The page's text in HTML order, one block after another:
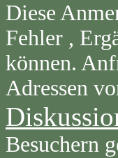
Diese
Fehler ,
können.
Adressen
Besuchern